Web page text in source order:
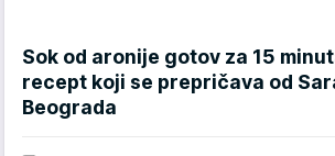
Sok od aronije gotov za 15
recept koji se prepričava od
Beograda